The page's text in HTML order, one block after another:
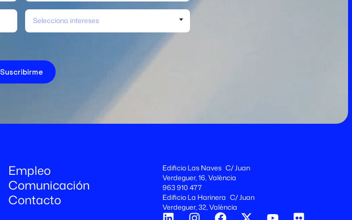
Selecciona intereses
Suscribirme
Empleo
Comunicación
Contacto
Edificio Las Naves C/ Juan
Verdeguer, 16, València
963 910 477
Edificio La Harinera C/ Juan
Verdeguer, 32, València